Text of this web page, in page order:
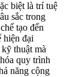
biệt là trí tuệ
sắc trong
tạo đến
hiện đại
thuật mà
quy trình
năng cộng